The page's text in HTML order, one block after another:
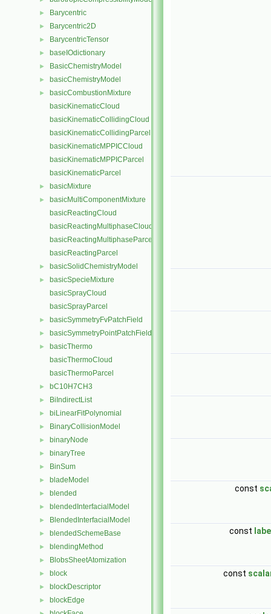
► Barycentric
► Barycentric2D
► BarycentricTensor
► baseIOdictionary
► BasicChemistryModel
► basicChemistryModel
►
basicCombustionMixture
basicKinematicCloud
basicKinematicCollidingCloud
basicKinematicCollidingParcel
basicKinematicMPPICCloud
basicKinematicMPPICParcel
basicKinematicParcel
► basicMixture
►
basicMultiComponentMixture
basicReactingCloud
basicReactingMultiphaseCloud
basicReactingMultiphaseParcel
basicReactingParcel
► basicSolidChemistryModel
►
basicSpecieMixture
basicSprayCloud
basicSprayParcel
► basicSymmetryFvPatchField
► basicSymmetryPointPatchField
►
basicThermo
basicThermoCloud
basicThermoParcel
► bC10H7CH3
► BiIndirectList
► biLinearFitPolynomial
► BinaryCollisionModel
► binaryNode
► binaryTree
► BinSum
► bladeModel
► blended
► blendedInterfacialModel
► BlendedInterfacialModel
► blendedSchemeBase
► blendingMethod
► BlobsSheetAtomization
► block
► blockDescriptor
► blockEdge
const
const
const